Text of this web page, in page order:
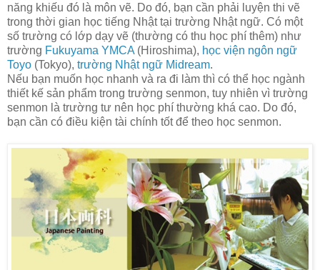
năng khiếu đó là môn vẽ. Do đó, bạn cần phải luyện thi vẽ
trong thời gian học tiếng Nhật tại trường Nhật ngữ. Có một
số trường có lớp dạy vẽ (thường có thu học phí thêm) như
trường Fukuyama YMCA (Hiroshima), học viện ngôn ngữ
Toyo (Tokyo), trường Nhật ngữ Midream.
Nếu bạn muốn học nhanh và ra đi làm thì có thể học ngành
thiết kế sản phẩm trong trường senmon, tuy nhiên vì trường
senmon là trường tư nên học phí thường khá cao. Do đó,
bạn cần có điều kiện tài chính tốt để theo học senmon.